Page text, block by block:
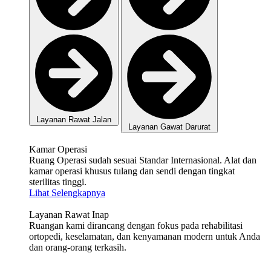
Layanan Rawat Jalan
Layanan Gawat Darurat
Kamar Operasi
Ruang Operasi sudah sesuai Standar Internasional. Alat dan
kamar operasi khusus tulang dan sendi dengan tingkat
sterilitas tinggi.
Lihat Selengkapnya
Layanan Rawat Inap
Ruangan kami dirancang dengan fokus pada rehabilitasi
ortopedi, keselamatan, dan kenyamanan modern untuk Anda
dan orang-orang terkasih.